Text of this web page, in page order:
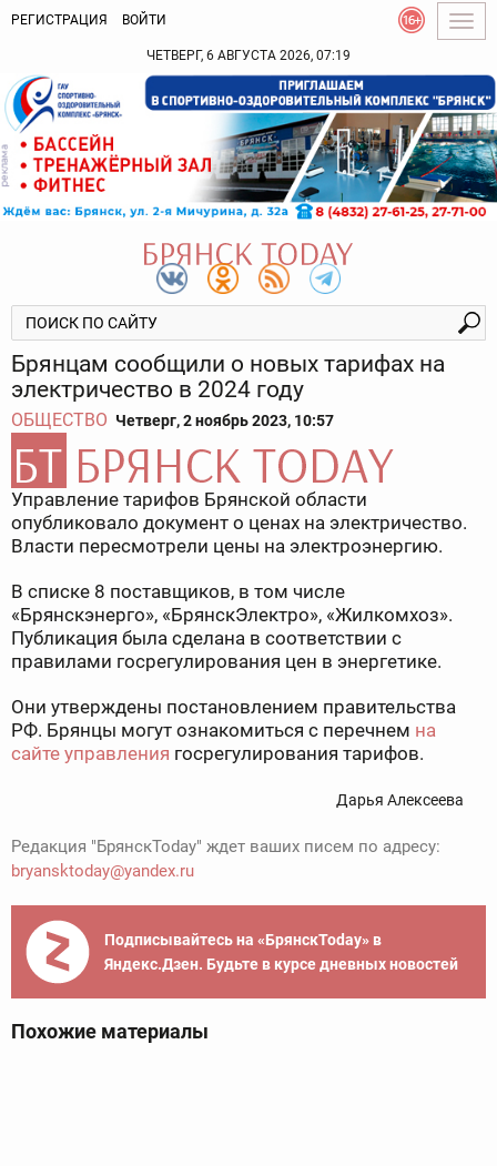
РЕГИСТРАЦИЯ ВОЙТИ
ЧЕТВЕРГ, 6 АВГУСТА 2026, 07:19
Брянцам сообщили о новых тарифах на
электричество в 2024 году
ОБЩЕСТВО Четверг, 2 ноябрь 2023, 10:57
Управление тарифов Брянской области
опубликовало документ о ценах на электричество.
Власти пересмотрели цены на электроэнергию.
В списке 8 поставщиков, в том числе
«Брянскэнерго», «БрянскЭлектро», «Жилкомхоз».
Публикация была сделана в соответствии с
правилами госрегулирования цен в энергетике.
Они утверждены постановлением правительства
РФ. Брянцы могут ознакомиться с перечнем на
сайте управления госрегулирования тарифов.
Дарья Алексеева
Редакция "БрянскToday" ждет ваших писем по адресу:
bryansktoday@yandex.ru
Подписывайтесь на «БрянскToday» в
Яндекс.Дзен. Будьте в курсе дневных новостей
Похожие материалы